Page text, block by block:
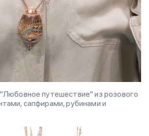
путешествие" из розового
сапфирами, рубинами и